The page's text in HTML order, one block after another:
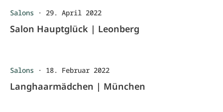
Salons · 29. April 2022
Salon Hauptglück | Leonberg
Salons · 18. Februar 2022
Langhaarmädchen | München